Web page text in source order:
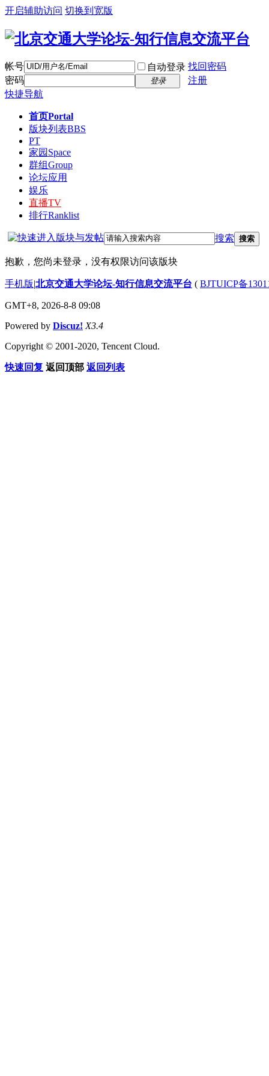
开启辅助访问 切换到宽版
帐号 自动登录 找回密码
密码
登录
注册
快捷导航
首页Portal
版块列表BBS
PT
家园 Space
群组Group
论坛应用
娱乐
直播TV
排行Ranklist
搜索 搜索
抱歉，您尚未登录，没有权限访问该版块
手机版|北京交通大学论坛-知行信息交流平台 ( BJTUICP备
GMT+8, 2026-8-8 09:08
Powered by Discuz! X3.4
Copyright © 2001-2020, Tencent Cloud.
快速回复 返回顶部 返回列表